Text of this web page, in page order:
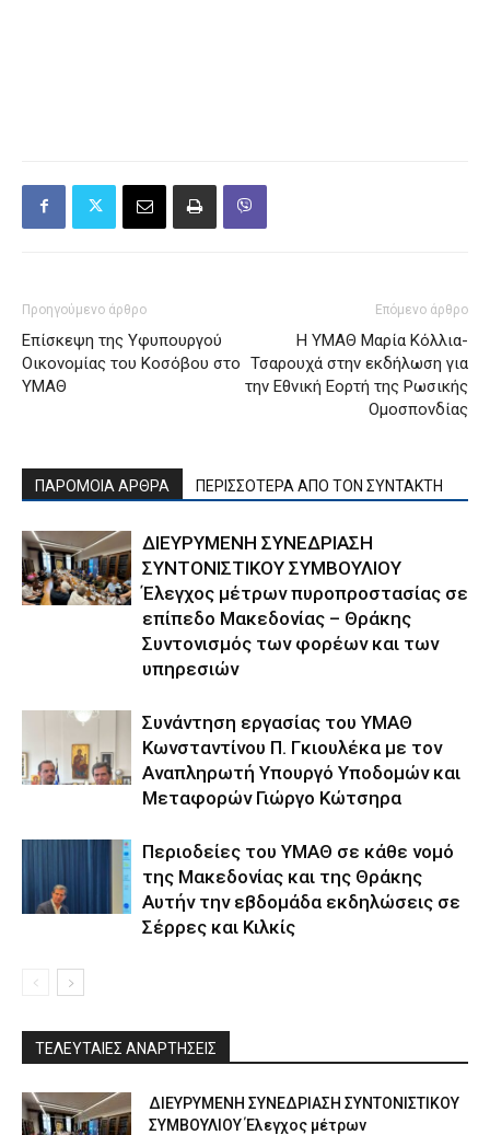
Προηγούμενο άρθρο
Επίσκεψη της Υφυπουργού
Οικονομίας του Κοσόβου στο
ΥΜΑΘ
Επόμενο άρθρο
Η ΥΜΑΘ Μαρία Κόλλια-
Τσαρουχά στην εκδήλωση για
την Εθνική Εορτή της Ρωσικής
Ομοσπονδίας
ΠΑΡΟΜΟΙΑ ΑΡΘΡΑ ΠΕΡΙΣΣΟΤΕΡΑ ΑΠΟ ΤΟΝ ΣΥΝΤΑΚΤΗ
ΔΙΕΥΡΥΜΕΝΗ ΣΥΝΕΔΡΙΑΣΗ
ΣΥΝΤΟΝΙΣΤΙΚΟΥ ΣΥΜΒΟΥΛΙΟΥ
Έλεγχος μέτρων πυροπροστασίας σε
επίπεδο Μακεδονίας – Θράκης
Συντονισμός των φορέων και των
υπηρεσιών
Συνάντηση εργασίας του ΥΜΑΘ
Κωνσταντίνου Π. Γκιουλέκα με τον
Αναπληρωτή Υπουργό Υποδομών και
Μεταφορών Γιώργο Κώτσηρα
Περιοδείες του ΥΜΑΘ σε κάθε νομό
της Μακεδονίας και της Θράκης
Αυτήν την εβδομάδα εκδηλώσεις σε
Σέρρες και Κιλκίς
ΤΕΛΕΥΤΑΙΕΣ ΑΝΑΡΤΗΣΕΙΣ
ΔΙΕΥΡΥΜΕΝΗ ΣΥΝΕΔΡΙΑΣΗ ΣΥΝΤΟΝΙΣΤΙΚΟΥ
ΣΥΜΒΟΥΛΙΟΥ Έλεγχος μέτρων